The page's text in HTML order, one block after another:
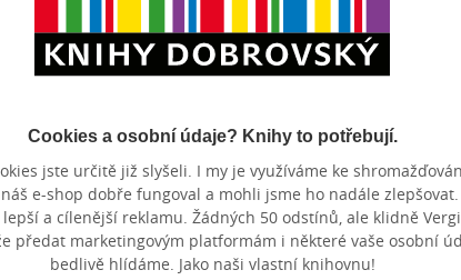
police
to a
9.
Literature
TÉMATA
+3
Přidat
Cookies a osobní údaje? Knihy to potřebují.
jste určitě již slyšeli. I my je využíváme ke
e-shop dobře fungoval a mohli jsme ho nadále zlepšovat.
a cílenější reklamu. Žádných 50 odstínů, ale klidně
předat marketingovým platformám i některé vaše osobní
bedlivě hlídáme. Jako naši vlastní knihovnu!